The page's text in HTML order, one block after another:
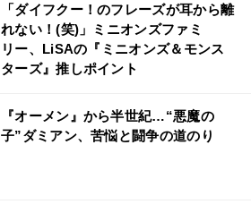
「ダイフクー！のフレーズが耳から離
れない！(笑)」ミニオンズファミ
リー、LiSAの『ミニオンズ＆モンス
ターズ』推しポイント
『オーメン』から半世紀…“悪魔の
子”ダミアン、苦悩と闘争の道のり